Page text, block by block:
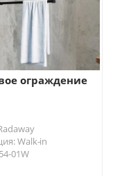
ограждение
Walk-in
01W